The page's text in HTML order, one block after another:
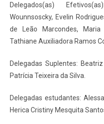
Delegados(as)
Wounnsoscky, Evelin
de Leão Marcondes,
Tathiane Auxiliadora Ramos
Delegadas Suplentes:
Patrícia Teixeira da Silva.
Delegadas estudantes:
Herica Cristiny Mesquita